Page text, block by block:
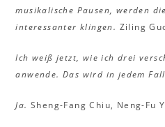
musikalische Pausen, werden
interessanter klingen. Ziling
Ich weiß jetzt, wie ich drei
anwende. Das wird in jedem
Ja. Sheng-Fang Chiu, Neng-Fu